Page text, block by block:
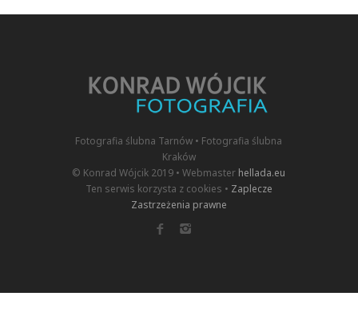
Fotografia ślubna Tarnów • Fotografia ślubna
Kraków
© Konrad Wójcik 2019 • Webmaster hellada.eu
Ten serwis korzysta z cookies • Zaplecze
Zastrzeżenia prawne